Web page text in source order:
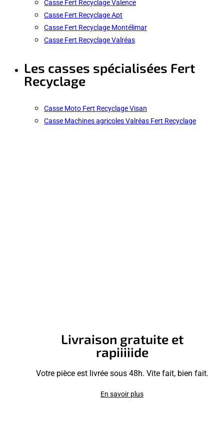
Casse Fert Recyclage Valence
Casse Fert Recyclage Apt
Casse Fert Recyclage Montélimar
Casse Fert Recyclage Valréas
Les casses spécialisées Fert
Recyclage
Casse Moto Fert Recyclage Visan
Casse Machines agricoles Valréas Fert Recyclage
Livraison gratuite et
rapiiiiide
Votre pièce est livrée sous 48h. Vite fait, bien fait.
En savoir plus